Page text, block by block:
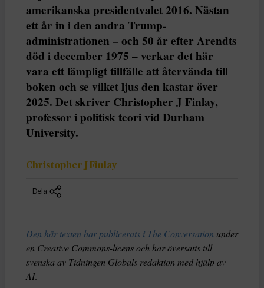
amerikanska presidentvalet 2016. Nästan
ett år in i den andra Trump-
administrationen – och 50 år efter Arendts
död i december 1975 – verkar det här
vara ett lämpligt tillfälle att återvända till
boken och se vilket ljus den kastar över
2025. Det skriver Christopher J Finlay,
professor i politisk teori vid Durham
University.
Christopher J Finlay
Dela
Den här texten har publicerats i The Conversation under
en Creative Commons-licens och har översatts till
svenska av Tidningen Globals redaktion med hjälp av
AI.